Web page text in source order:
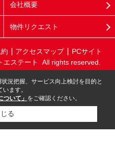
会社概要
物件リクエスト
アクセスマップ
PCサイト
ステート All rights reserved.
況把握、サービス向上検討を目的と
ます。
ついて」 をご確認ください。
る